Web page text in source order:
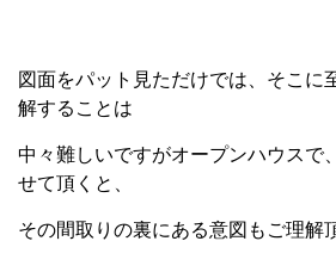
図面をパット見ただけでは、そこに
解することは
中々難しいですがオープンハウスで
せて頂くと、
その間取りの裏にある意図もご理解